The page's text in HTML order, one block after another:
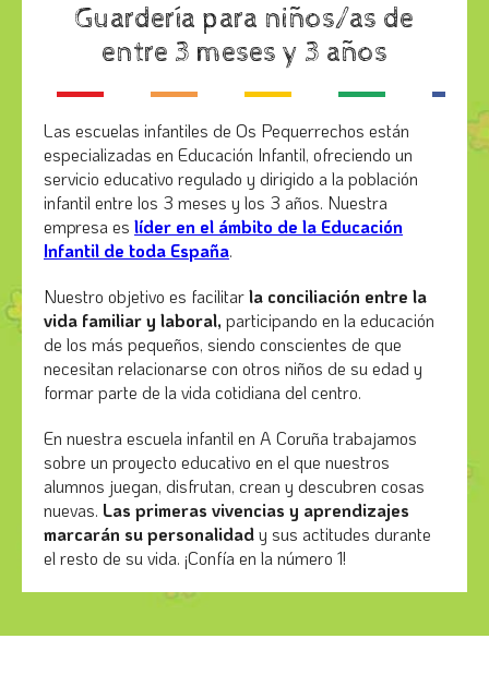
Guardería para niños/as de
entre 3 meses y 3 años
Las escuelas infantiles de Os Pequerrechos están
especializadas en Educación Infantil, ofreciendo un
servicio educativo regulado y dirigido a la población
infantil entre los 3 meses y los 3 años. Nuestra
empresa es líder en el ámbito de la Educación
Infantil de toda España.
Nuestro objetivo es facilitarla conciliación entre la
vida familiar y laboral, participando en la educación
de los más pequeños, siendo conscientes de que
necesitan relacionarse con otros niños de su edad y
formar parte de la vida cotidiana del centro.
En nuestra escuela infantil en A Coruña trabajamos
sobre un proyecto educativo en el que nuestros
alumnos juegan, disfrutan, crean y descubren cosas
nuevas. Las primeras vivencias y aprendizajes
marcarán su personalidady sus actitudes durante
el resto de su vida. ¡Confía en la número 1!